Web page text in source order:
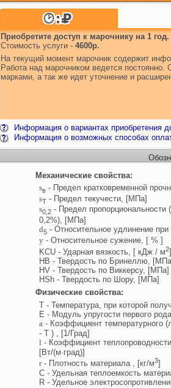
Приобретите доступ к марочнику на 1 год.
Стоимость услуги - 4600р.
На текущий момент марочник содержит
Работа над марочником ведется постоянно.
марками, а так же идет уточнение и
Информация о вариантах приобретения
Информация о возможных способах
Механические свойства:
sв - Предел кратковременной
sТ- Предел текучести, [МПа]
s0,2- Предел пропорциональности
0,2%), [МПа]
d5- Относительное удлинение
y- Относительное сужение, [ % ]
KCU - Ударная вязкость, [ кДж / м2]
HB - Твердость по Бринеллю,
HV - Твердость по Виккерсу, [МПа]
HSh - Твердость по Шору, [МПа]
Физические свойства:
T - Температура, при которой
E - Модуль упругости первого
a- Коэффициент температурного
- T ) , [1/Град]
l - Коэффициент
[Вт/(м·град)]
r- Плотность материала , [кг/м3]
C - Удельная теплоемкость
R - Удельное